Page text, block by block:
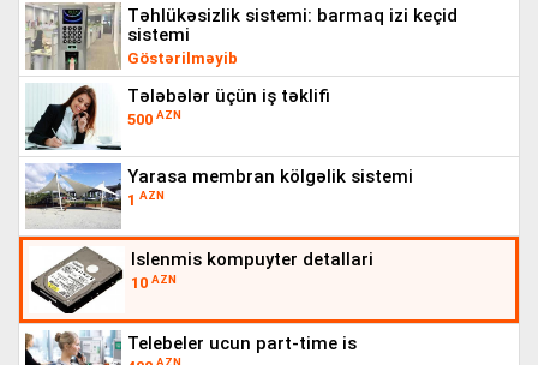
təhlükəsizlik sistemi: barmaq izi keçid
sistemi
Göstərilməyib
tələbələr üçün iş təklifi
500 AZN
yarasa membran kölgəlik sistemi
1 AZN
islenmis kompuyter detallari
10 AZN
telebeler ucun part-time is